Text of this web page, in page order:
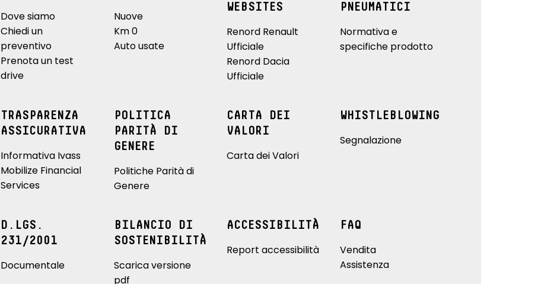
Dove siamo
Chiedi un
preventivo
Prenota un test
drive
Nuove
Km 0
Auto usate
WEBSITES
Renord Renault
Ufficiale
Renord Dacia
Ufficiale
PNEUMATICI
Normativa e
specifiche prodotto
TRASPARENZA
ASSICURATIVA
Informativa Ivass
Mobilize Financial
Services
POLITICA
PARITÀ DI
GENERE
Politiche Parità di
Genere
CARTA DEI
VALORI
Carta dei Valori
WHISTLEBLOWING
Segnalazione
D.LGS.
231/2001
Documentale
BILANCIO DI
SOSTENIBILITÀ
Scarica versione
pdf
ACCESSIBILITÀ
Report accessibilità
FAQ
Vendita
Assistenza